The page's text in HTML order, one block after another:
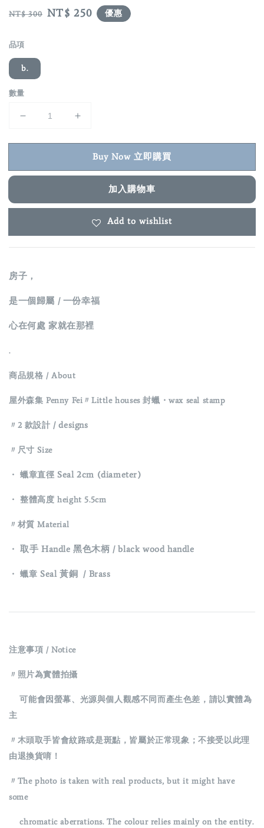
Regular
NT$ 300 Sale
NT$ 250 優惠
品項
b.
數量
Buy Now 立即購買
加入購物車
Add to wishlist
房子，
是一個歸屬 / 一份幸福
心在何處 家就在那裡
.
商品規格 / About
屋外森集 Penny Fei〃Little houses 封蠟 ・wax seal stamp
〃2 款設計 / designs
〃 尺寸 Size
・ 蠟章直徑 Seal 2cm (diameter)
・ 整體高度 height 5.5cm
〃材質 Material
・ 取手 Handle 黑色木柄 / black wood handle
・ 蠟章 Seal 黃銅 / Brass
注意事項 / Notice
〃照片為實體拍攝
可能會因螢幕、光源與個人觀感不同而產生色差，請以實體為
主
〃木頭取手皆會紋路或是斑點，皆屬於正常現象；不接受以此理
由退換貨唷！
〃The photo is taken with real products, but it might have
some
chromatic aberrations. The colour relies mainly on the entity.